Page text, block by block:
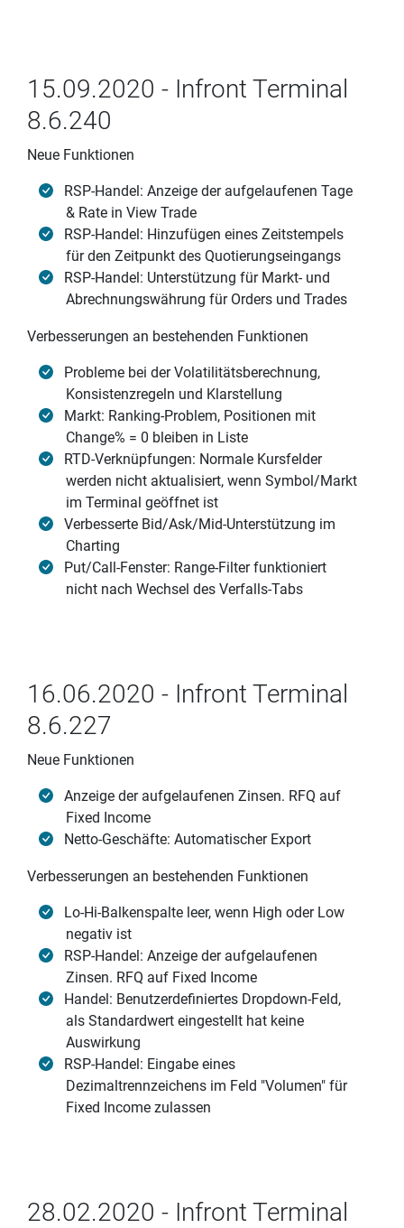
15.09.2020 - Infront Terminal
8.6.240
Neue Funktionen
RSP-Handel: Anzeige der aufgelaufenen Tage
& Rate in View Trade
RSP-Handel: Hinzufügen eines Zeitstempels
für den Zeitpunkt des Quotierungseingangs
RSP-Handel: Unterstützung für Markt- und
Abrechnungswährung für Orders und Trades
Verbesserungen an bestehenden Funktionen
Probleme bei der Volatilitätsberechnung,
Konsistenzregeln und Klarstellung
Markt: Ranking-Problem, Positionen mit
Change% = 0 bleiben in Liste
RTD-Verknüpfungen: Normale Kursfelder
werden nicht aktualisiert, wenn Symbol/Markt
im Terminal geöffnet ist
Verbesserte Bid/Ask/Mid-Unterstützung im
Charting
Put/Call-Fenster: Range-Filter funktioniert
nicht nach Wechsel des Verfalls-Tabs
16.06.2020 - Infront Terminal
8.6.227
Neue Funktionen
Anzeige der aufgelaufenen Zinsen. RFQ auf
Fixed Income
Netto-Geschäfte: Automatischer Export
Verbesserungen an bestehenden Funktionen
Lo-Hi-Balkenspalte leer, wenn High oder Low
negativ ist
RSP-Handel: Anzeige der aufgelaufenen
Zinsen. RFQ auf Fixed Income
Handel: Benutzerdefiniertes Dropdown-Feld,
als Standardwert eingestellt hat keine
Auswirkung
RSP-Handel: Eingabe eines
Dezimaltrennzeichens im Feld "Volumen" für
Fixed Income zulassen
28.02.2020 - Infront Terminal